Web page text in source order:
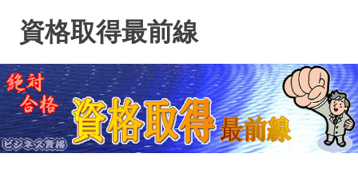
ン
ツ
へ
ス
キ
資格取得最前線